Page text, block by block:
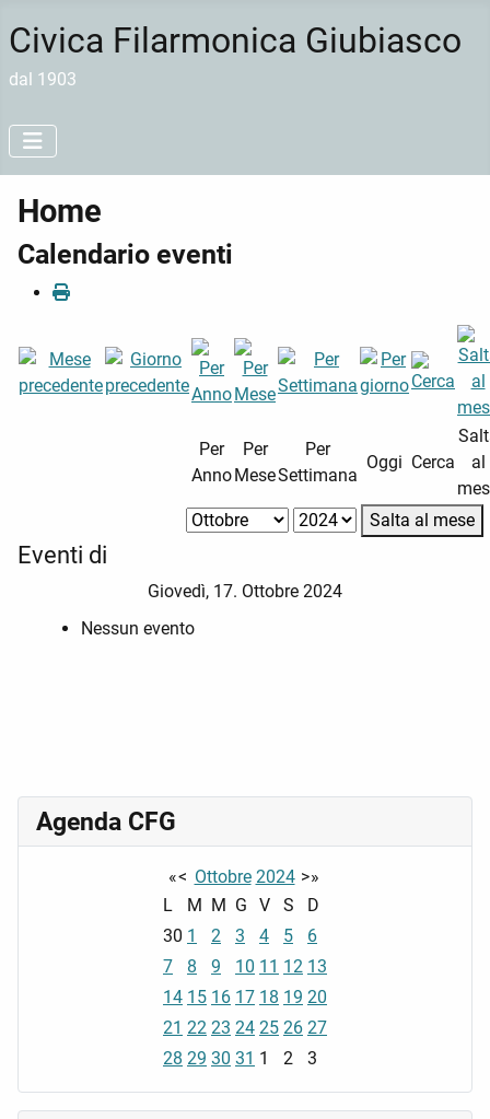
Civica Filarmonica Giubiasco
dal 1903
Home
Calendario eventi
Per
Anno
Per
Mese
Per
Settimana
Oggi Cerca
al
Salta al mese
Eventi di
Giovedì, 17. Ottobre 2024
Nessun evento
Agenda CFG
«< Ottobre 2024 >»
L
M M G V S
D
30 1 2 3 4 5
6
7
8 9 10 11 12 13
14 15 16 17 18 19 20
21 22 23 24 25 26 27
28 29 30 31 1 2 3